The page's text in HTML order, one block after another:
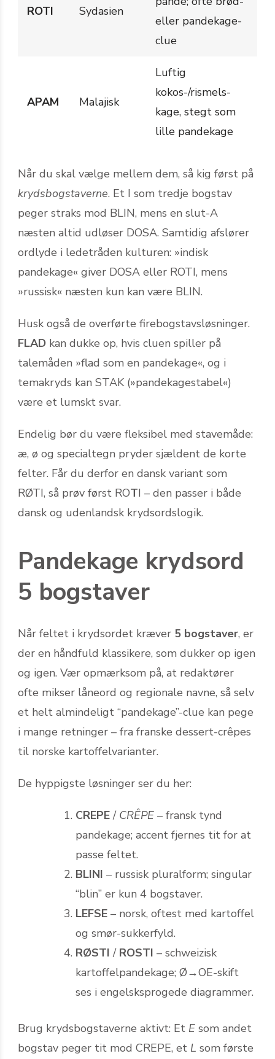
ROTI Sydasien
eller pandekage-
clue
APAM Malajisk
Luftig
kokos-/rismels­
kage, stegt som
lille pandekage
Når du skal vælge mellem dem, så kig først på
krydsbogstaverne. Et I som tredje bogstav
peger straks mod BLIN, mens en slut-A
næsten altid udløser DOSA. Samtidig afslører
ordlyde i ledetråden kulturen: »indisk
pandekage« giver DOSA eller ROTI, mens
»russisk« næsten kun kan være BLIN.
Husk også de overførte firebogstavsløsninger.
FLAD kan dukke op, hvis cluen spiller på
talemåden »flad som en pandekage«, og i
temakryds kan STAK (»pandekagestabel«)
være et lumskt svar.
Endelig bør du være fleksibel med stavemåde:
æ, ø og specialtegn pryder sjældent de korte
felter. Får du derfor en dansk variant som
RØTI, så prøv først ROTI – den passer i både
dansk og udenlandsk krydsordslogik.
Pandekage krydsord
5 bogstaver
Når feltet i krydsordet kræver 5 bogstaver, er
der en håndfuld klassikere, som dukker op igen
og igen. Vær opmærksom på, at redaktører
ofte mikser låneord og regionale navne, så selv
et helt almindeligt “pandekage”-clue kan pege
i mange retninger – fra franske dessert-crêpes
til norske kartoffelvarianter.
De hyppigste løsninger ser du her:
CREPE / CRÊPE – fransk tynd
pandekage; accent fjernes tit for at
passe feltet.
BLINI – russisk pluralform; singular
“blin” er kun 4 bogstaver.
LEFSE – norsk, oftest med kartoffel
og smør-sukkerfyld.
RØSTI / ROSTI – schweizisk
kartoffelpandekage; Ø→OE-skift
ses i engelsksprogede diagrammer.
Brug krydsbogstaverne aktivt: Et E som andet
bogstav peger tit mod CREPE, et L som første